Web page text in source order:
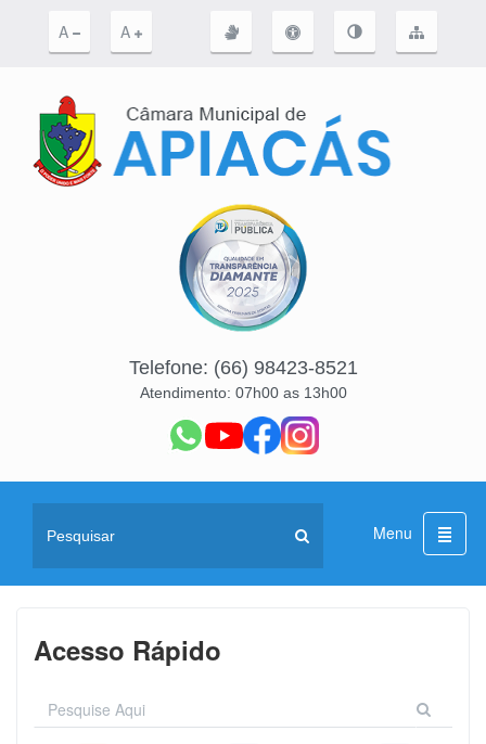
A A
Telefone: (66) 98423-8521
Atendimento: 07h00 as 13h00
Menu
Menu
de
Acesso Rápido